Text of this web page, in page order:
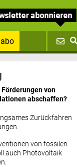
abo
von
abschaffen?
Zurückfahren
von fossilen
auch Photovoltaik